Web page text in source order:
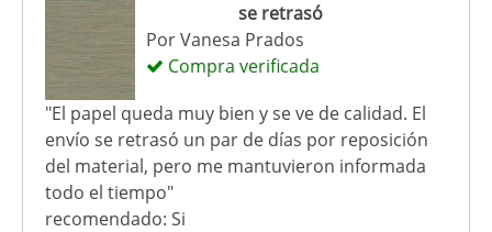
se retrasó
Por Vanesa Prados
Compra verificada
"El papel queda muy bien y se ve de calidad. El
envío se retrasó un par de días por reposición
del material, pero me mantuvieron informada
todo el tiempo"
recomendado: Si